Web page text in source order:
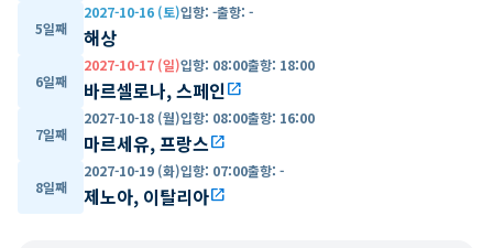
5일째
2027-10-16 (토)입항: -출항: -
해상
6일째
2027-10-17 (일)입항: 08:00출항: 18:00
바르셀로나, 스페인open_in_new
7일째
2027-10-18 (월)입항: 08:00출항: 16:00
마르세유, 프랑스open_in_new
8일째
2027-10-19 (화)입항: 07:00출항: -
제노아, 이탈리아open_in_new